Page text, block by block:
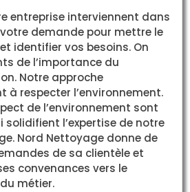
entreprise interviennent dans
demande pour mettre le
identifier vos besoins. On
de l’importance du
Notre approche
à respecter l’environnement.
de l’environnement sont
solidifient l’expertise de notre
Nord Nettoyage donne de
de sa clientèle et
convenances vers le
métier.